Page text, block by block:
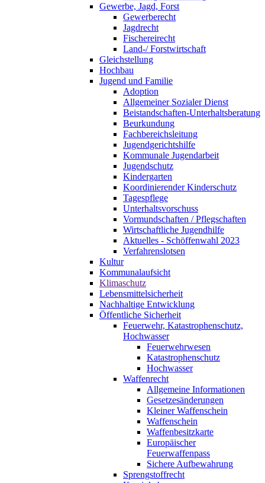
Gewerbe, Jagd, Forst
Gewerberecht
Jagdrecht
Fischereirecht
Land-/ Forstwirtschaft
Gleichstellung
Hochbau
Jugend und Familie
Adoption
Allgemeiner Sozialer Dienst
Beistandschaften-Unterhaltsberatung
Beurkundung
Fachbereichsleitung
Jugendgerichtshilfe
Kommunale Jugendarbeit
Jugendschutz
Kindergarten
Koordinierender Kinderschutz
Tagespflege
Unterhaltsvorschuss
Vormundschaften / Pflegschaften
Wirtschaftliche Jugendhilfe
Aktuelles - Schöffenwahl 2023
Verfahrenslotsen
Kultur
Kommunalaufsicht
Klimaschutz
Lebensmittelsicherheit
Nachhaltige Entwicklung
Öffentliche Sicherheit
Feuerwehr, Katastrophenschutz,
Hochwasser
Feuerwehrwesen
Katastrophenschutz
Hochwasser
Waffenrecht
Allgemeine Informationen
Gesetzesänderungen
Kleiner Waffenschein
Waffenschein
Waffenbesitzkarte
Europäischer
Feuerwaffenpass
Sichere Aufbewahrung
Sprengstoffrecht